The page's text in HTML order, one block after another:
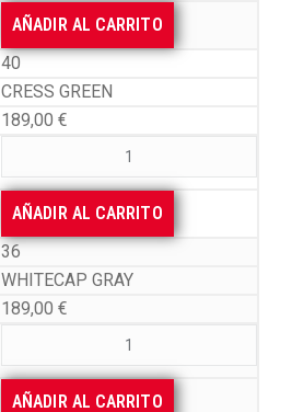
AÑADIR AL CARRITO
40
CRESS GREEN
189,00 €
AÑADIR AL CARRITO
36
WHITECAP GRAY
189,00 €
AÑADIR AL CARRITO